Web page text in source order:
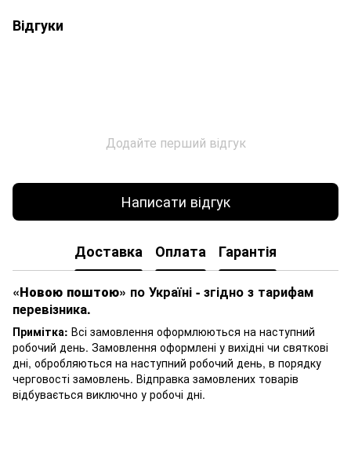
Відгуки
Додайте перший відгук
Написати відгук
Доставка Оплата Гарантія
«Новою поштою» по Україні - згідно з тарифам
перевізника.
Примітка: Всі замовлення оформлюються на наступний
робочий день. Замовлення оформлені у вихідні чи святкові
дні, обробляються на наступний робочий день, в порядку
черговості замовлень. Відправка замовлених товарів
відбувається виключно у робочі дні.